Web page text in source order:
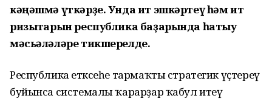
кәңәшмә үткәрҙе. Унда ит эшкәртеү һәм ит
ризыҡтарын республика баҙарында һатыу
мәсьәләләре тикшерелде.
Республика етәксеһе тармаҡты стратегик үҫтереү
буйынса системалы ҡарарҙар ҡабул итеү